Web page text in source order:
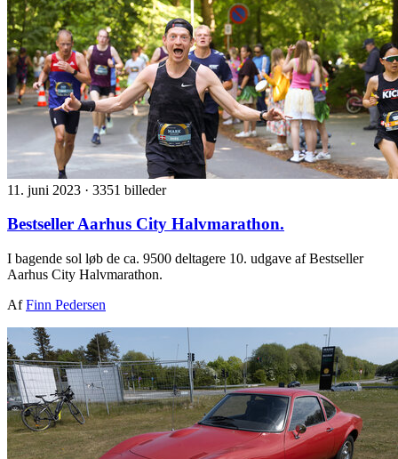
11. juni 2023 · 3351 billeder
Bestseller Aarhus City Halvmarathon.
I bagende sol løb de ca. 9500 deltagere 10. udgave af Bestseller
Aarhus City Halvmarathon.
AfFinn Pedersen